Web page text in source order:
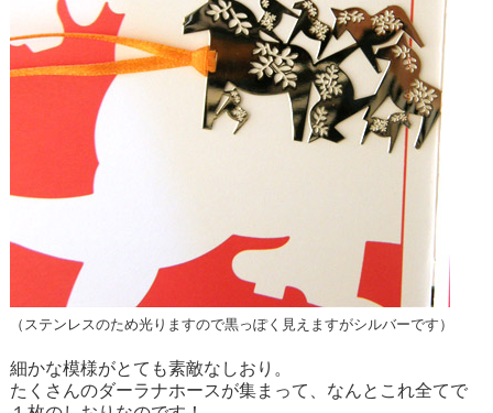
（ステンレスのため光りますので黒っぽく見えますがシルバーです）
細かな模様がとても素敵なしおり。
たくさんのダーラナホースが集まって、なんとこれ全てで